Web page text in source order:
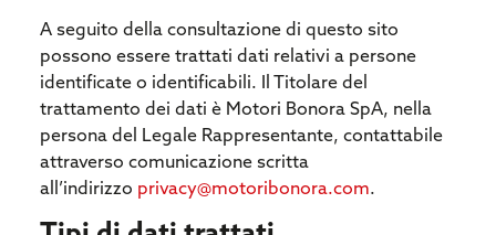
A seguito della consultazione di questo sito
possono essere trattati dati relativi a persone
identificate o identificabili. Il Titolare del
trattamento dei dati è Motori Bonora SpA, nella
persona del Legale Rappresentante, contattabile
attraverso comunicazione scritta
all’indirizzo privacy@motoribonora.com.